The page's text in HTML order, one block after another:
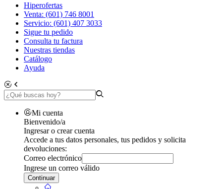
Hiperofertas
Venta: (601) 746 8001
Servicio: (601) 407 3033
Sigue tu pedido
Consulta tu factura
Nuestras tiendas
Catálogo
Ayuda
Mi cuenta
Bienvenido/a
Ingresar o crear cuenta
Accede a tus datos personales, tus pedidos y solicita
devoluciones:
Correo electrónico
Ingrese un correo válido
Continuar